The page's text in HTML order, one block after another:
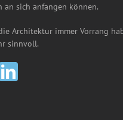
sich anfangen können.
Architektur immer Vorrang
sinnvoll.